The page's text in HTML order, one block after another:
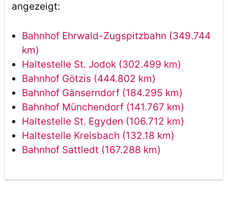
angezeigt:
Bahnhof Ehrwald-Zugspitzbahn (349.744
km)
Haltestelle St. Jodok (302.499 km)
Bahnhof Götzis (444.802 km)
Bahnhof Gänserndorf (184.295 km)
Bahnhof Münchendorf (141.767 km)
Haltestelle St. Egyden (106.712 km)
Haltestelle Kreisbach (132.18 km)
Bahnhof Sattledt (167.288 km)